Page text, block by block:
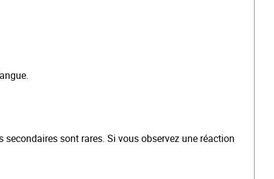
sont rares. Si vous observez une réaction